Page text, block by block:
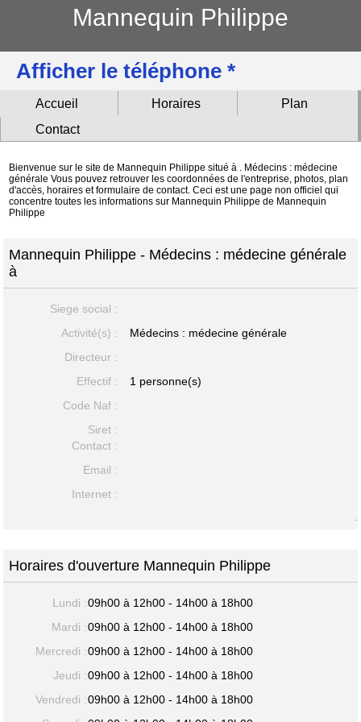
Mannequin Philippe
Afficher le téléphone *
Accueil Horaires
Plan
Contact
Bienvenue sur le site de Mannequin Philippe situé à . Médecins : médecine
générale Vous pouvez retrouver les coordonnées de l'entreprise, photos, plan
d'accès, horaires et formulaire de contact. Ceci est une page non officiel qui
concentre toutes les informations sur Mannequin Philippe de Mannequin
Philippe
Mannequin Philippe - Médecins : médecine générale
à
Siege social :
Activité(s) :
Médecins : médecine générale
Directeur :
Effectif :
1 personne(s)
Code Naf :
Siret :
Contact :
Email :
Internet :
-
Horaires d'ouverture Mannequin Philippe
Lundi :09h00 à 12h00 - 14h00 à 18h00
Mardi :09h00 à 12h00 - 14h00 à 18h00
Mercredi :09h00 à 12h00 - 14h00 à 18h00
Jeudi :09h00 à 12h00 - 14h00 à 18h00
Vendredi :09h00 à 12h00 - 14h00 à 18h00